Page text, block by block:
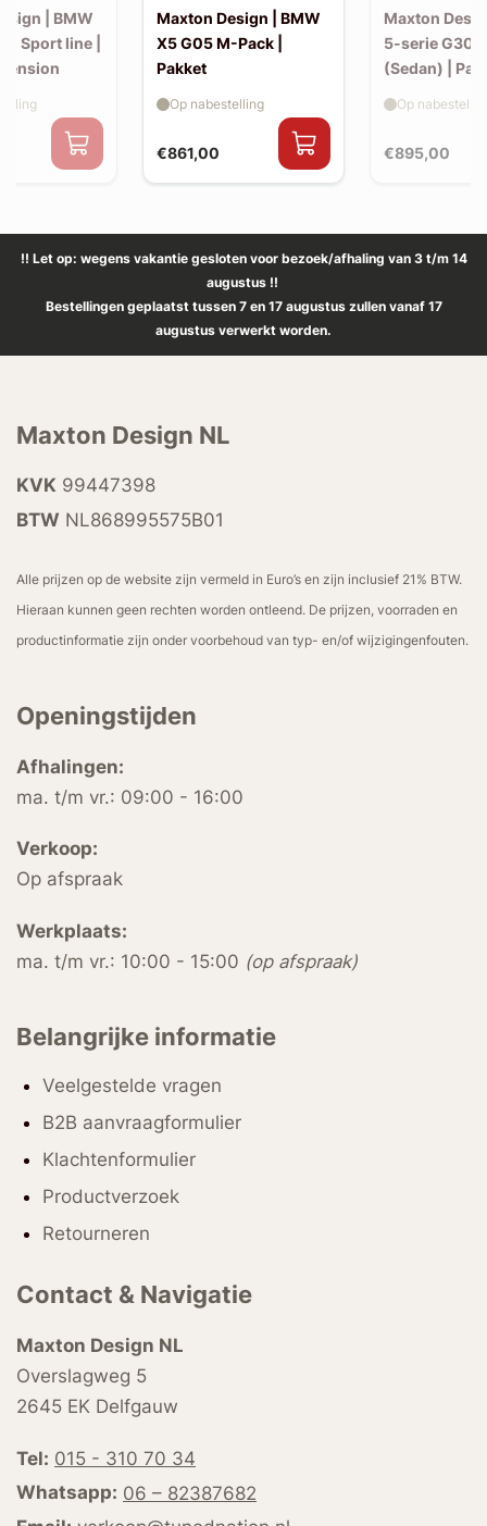
| BMW
Sport line |
Maxton Design | BMW
X5 G05 M-Pack |
Pakket
€861,00
Op nabestelling
Maxton
5-serie G30
(Sedan) |
€895,00
Op
!! Let op: wegens vakantie gesloten voor bezoek/afhaling van 3 t/m 14
augustus !!
Bestellingen geplaatst tussen 7 en 17 augustus zullen vanaf 17
augustus verwerkt worden.
Maxton Design NL
KVK 99447398
BTW NL868995575B01
Alle prijzen op de website zijn vermeld in Euro’s en zijn inclusief 21% BTW.
Hieraan kunnen geen rechten worden ontleend. De prijzen, voorraden en
productinformatie zijn onder voorbehoud van typ- en/of wijzigingenfouten.
Openingstijden
Afhalingen:
ma. t/m vr.: 09:00 - 16:00
Verkoop:
Op afspraak
Werkplaats:
ma. t/m vr.: 10:00 - 15:00 (op afspraak)
Belangrijke informatie
Veelgestelde vragen
B2B aanvraagformulier
Klachtenformulier
Productverzoek
Retourneren
Contact & Navigatie
Maxton Design NL
Overslagweg 5
2645 EK Delfgauw
Tel: 015 - 310 70 34
Whatsapp: 06 – 82387682